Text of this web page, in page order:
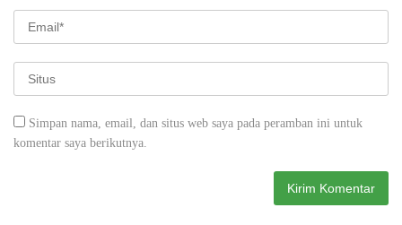
Simpan nama, email, dan situs web saya pada peramban ini untuk
komentar saya berikutnya.